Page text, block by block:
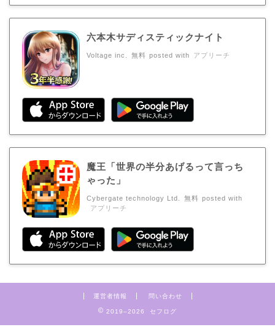
六本木サディスティックナイト
Voltage inc. 無料 posted with アプリーチ
魔王「世界の半分あげるって言っち
ゃった」
Cybergate technology Ltd. 無料 posted with
アプリーチ
運営者情報 問い合わせ
2019–2026 セフログ